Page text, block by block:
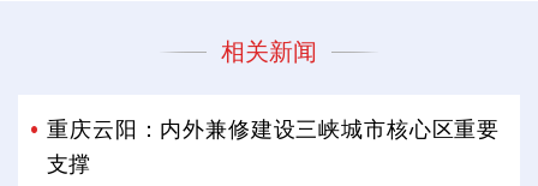
相关新闻
重庆云阳：内外兼修建设三峡城市核心区重要
支撑